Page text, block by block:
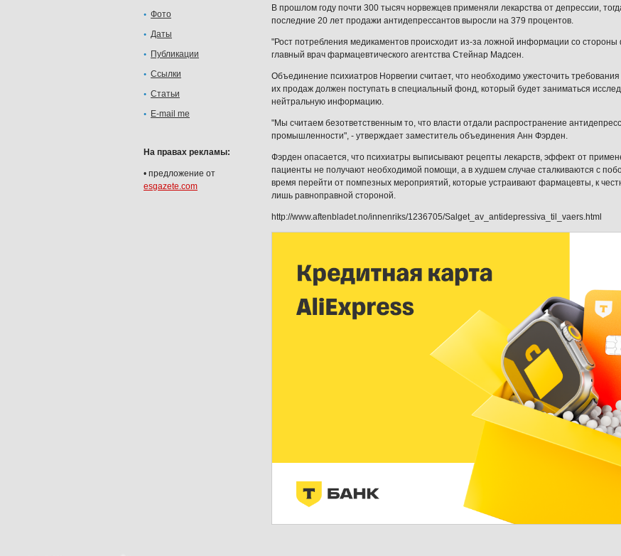
Фото
Даты
Публикации
Ссылки
Статьи
E-mail me
На правах рекламы:
• предложение от
esgazete.com
В прошлом году почти 300 тысяч норвежцев применяли лекарства от депрессии,
последние 20 лет продажи антидепрессантов выросли на 379 процентов.
"Рост потребления медикаментов происходит из-за ложной информации со
главный врач фармацевтического агентства Стейнар Мадсен.
Объединение психиатров Норвегии считает, что необходимо ужесточить
их продаж должен поступать в специальный фонд, который будет заниматься
нейтральную информацию.
"Мы считаем безответственным то, что власти отдали распространение
промышленности", - утверждает заместитель объединения Анн Фэрден.
Фэрден опасается, что психиатры выписывают рецепты лекарств, эффект от
пациенты не получают необходимой помощи, а в худшем случае сталкиваются с
время перейти от помпезных мероприятий, которые устраивают фармацевты, к
лишь равноправной стороной.
http://www.aftenbladet.no/innenriks/1236705/Salget_av_antidepressiva_til_vaers.html